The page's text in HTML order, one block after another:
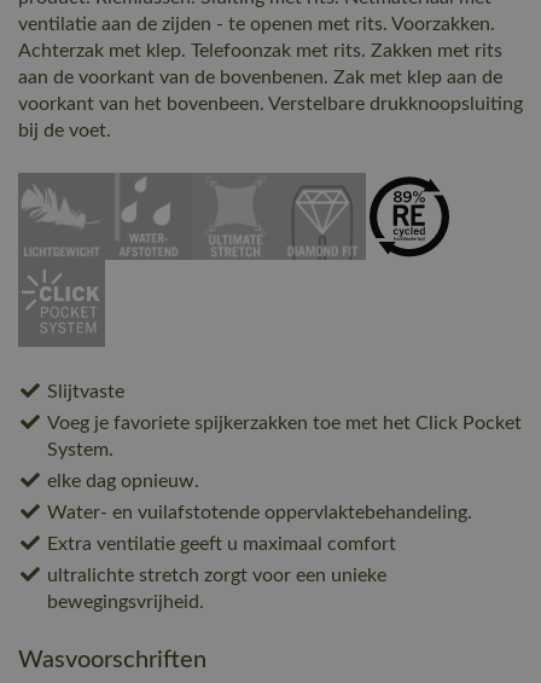
ventilatie aan de zijden - te openen met rits. Voorzakken.
Achterzak met klep. Telefoonzak met rits. Zakken met rits
aan de voorkant van de bovenbenen. Zak met klep aan de
voorkant van het bovenbeen. Verstelbare drukknoopsluiting
bij de voet.
Slijtvaste
Voeg je favoriete spijkerzakken toe met het Click Pocket
System.
elke dag opnieuw.
Water- en vuilafstotende oppervlaktebehandeling.
Extra ventilatie geeft u maximaal comfort
ultralichte stretch zorgt voor een unieke
bewegingsvrijheid.
Wasvoorschriften